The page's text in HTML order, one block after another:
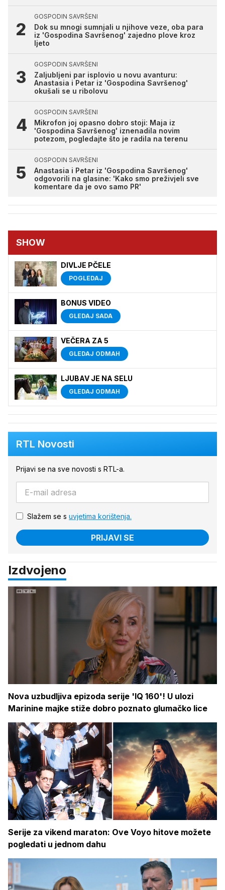
GOSPODIN SAVRŠENI
Dok su mnogi sumnjali u njihove veze, oba para
iz 'Gospodina Savršenog' zajedno plove kroz
ljeto
GOSPODIN SAVRŠENI
Zaljubljeni par isplovio u novu avanturu:
Anastasia i Petar iz 'Gospodina Savršenog'
okušali se u ribolovu
GOSPODIN SAVRŠENI
Mikrofon joj opasno dobro stoji: Maja iz
'Gospodina Savršenog' iznenadila novim
potezom, pogledajte što je radila na terenu
GOSPODIN SAVRŠENI
Anastasia i Petar iz 'Gospodina Savršenog'
odgovorili na glasine: 'Kako smo preživjeli sve
komentare da je ovo samo PR'
SHOW
DIVLJE PČELE
POGLEDAJ
BONUS VIDEO
GLEDAJ SADA
VEČERA ZA 5
GLEDAJ ODMAH
LJUBAV JE NA SELU
GLEDAJ ODMAH
RTL Novosti
Prijavi se na sve novosti s RTL-a.
Slažem se s uvjetima korištenja.
PRIJAVI SE
Izdvojeno
Nova uzbudljiva epizoda serije 'IQ 160'! U ulozi
Marinine majke stiže dobro poznato glumačko lice
Serije za vikend maraton: Ove Voyo hitove možete
pogledati u jednom dahu